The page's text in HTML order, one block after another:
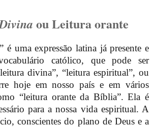
ou Leitura orante
uma expressão latina já presente e
católico, que pode ser
divina”, “leitura espiritual”, ou
hoje em nosso país e em vários
“leitura orante da Bíblia”. Ela é
para a nossa vida espiritual. A
conscientes do plano de Deus e a